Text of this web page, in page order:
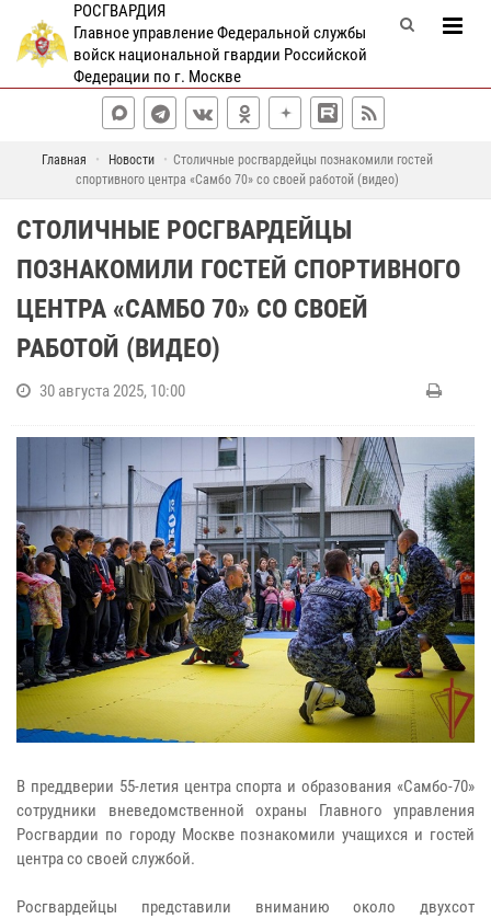
РОСГВАРДИЯ
Главное управление Федеральной службы
войск национальной гвардии Российской
Федерации по г. Москве
Главная Новости
Столичные росгвардейцы познакомили гостей
спортивного центра «Самбо 70» со своей работой (видео)
СТОЛИЧНЫЕ РОСГВАРДЕЙЦЫ
ПОЗНАКОМИЛИ ГОСТЕЙ СПОРТИВНОГО
ЦЕНТРА «САМБО 70» СО СВОЕЙ
РАБОТОЙ (ВИДЕО)
30 августа 2025, 10:00
В преддверии 55-летия центра спорта и образования «Самбо-70»
сотрудники вневедомственной охраны Главного управления
Росгвардии по городу Москве познакомили учащихся и гостей
центра со своей службой.
Росгвардейцы представили вниманию около двухсот